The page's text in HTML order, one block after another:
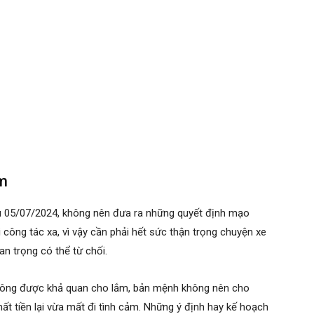
07/2024, không nên đưa ra những quyết định mạo
tác xa, vì vậy cần phải hết sức thận trọng chuyện xe
trọng có thể từ chối.
được khả quan cho lắm, bản mệnh không nên cho
tiền lại vừa mất đi tình cảm. Những ý định hay kế hoạch